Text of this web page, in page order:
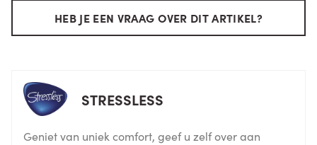
HEB JE EEN VRAAG OVER DIT ARTIKEL?
STRESSLESS
Geniet van uniek comfort, geef u zelf over aan